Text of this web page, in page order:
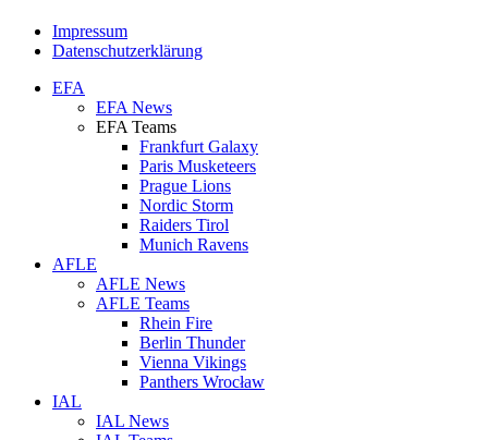
Impressum
Datenschutzerklärung
Close
EFA
EFA News
EFA Teams
Frankfurt Galaxy
Paris Musketeers
Prague Lions
Nordic Storm
Raiders Tirol
Munich Ravens
AFLE
AFLE News
AFLE Teams
Rhein Fire
Berlin Thunder
Vienna Vikings
Panthers Wrocław
IAL
IAL News